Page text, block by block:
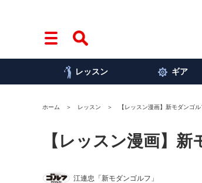
レッスン ギア
ホーム レッスン 【レッスン漫画】新モダンゴ
【レッスン漫画】
江連忠「新モダンゴルフ」